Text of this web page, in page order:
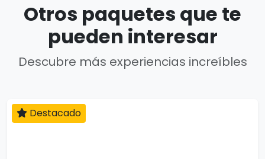
Otros paquetes que te
pueden interesar
Descubre más experiencias increíbles
Destacado